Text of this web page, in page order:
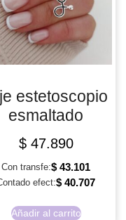
estetoscopio
esmaltado
$47.890
Con transfe:$ 43.101
efect:$ 40.707
Añadir al carrito